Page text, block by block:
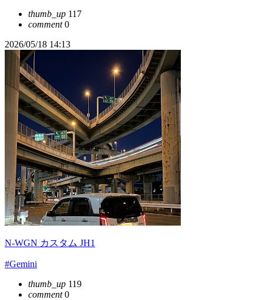
thumb_up 117
comment0
2026/05/18 14:13
N-WGN カスタム JH1
#Gemini
thumb_up 119
comment0